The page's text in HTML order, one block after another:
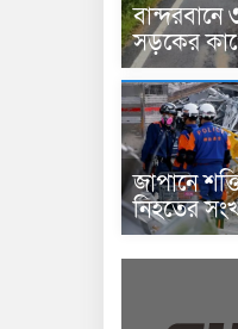
বান্দরবানে
সড়কের
জাপানে
নিহতের